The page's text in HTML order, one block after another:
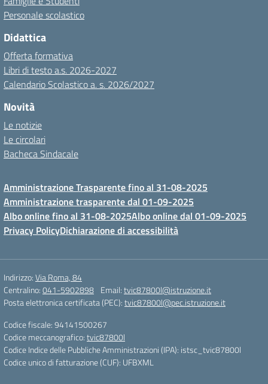
Personale scolastico
Didattica
Offerta formativa
Libri di testo a.s. 2026-2027
Calendario Scolastico a. s. 2026/2027
Novità
Le notizie
Le circolari
Bacheca Sindacale
Amministrazione Trasparente fino al 31-08-2025
Amministrazione trasparente dal 01-09-2025
Albo online fino al 31-08-2025Albo online dal 01-09-2025
Privacy PolicyDichiarazione di accessibilità
Indirizzo:Via Roma, 84
Centralino:041-5902898 Email:tvic87800l@istruzione.it
Posta elettronica certificata (PEC):tvic87800l@pec.istruzione.it
Codice fiscale: 94141500267
Codice meccanografico:tvic87800l
Codice Indice delle Pubbliche Amministrazioni (IPA): istsc_tvic87800l
Codice unico di fatturazione (CUF): UFBXML